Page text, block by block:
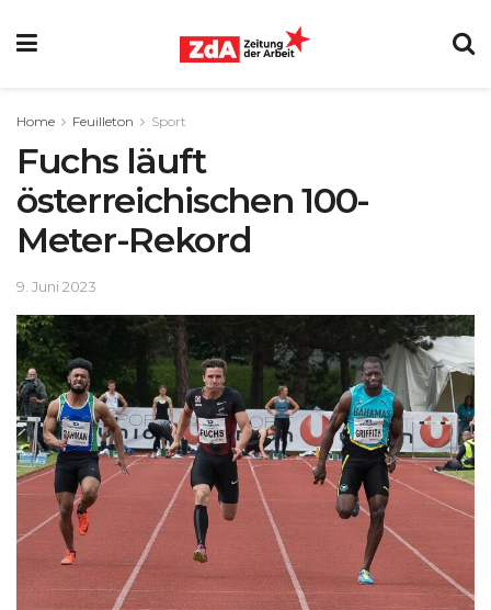
Home Feuilleton Sport
Fuchs läuft
österreichischen 100-
Meter-Rekord
9. Juni 2023